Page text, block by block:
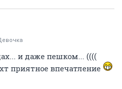
и даже пешком... ((((
приятное впечатление